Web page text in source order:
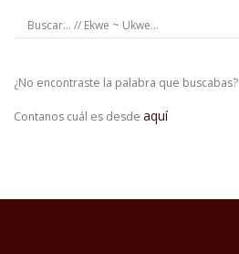
¿No encontraste la palabra que buscabas?
Contanos cuál es desde aquí